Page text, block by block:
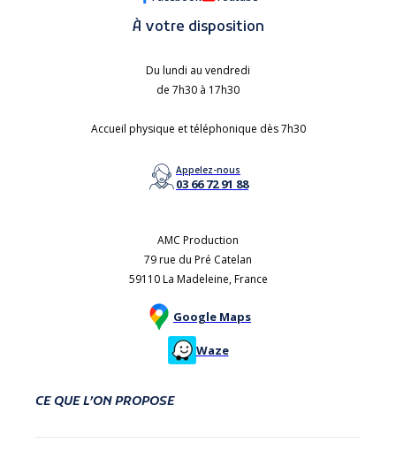
À votre disposition
Du lundi au vendredi
de 7h30 à 17h30
Accueil physique et téléphonique dès 7h30
Appelez-nous
03 66 72 91 88
AMC Production
79 rue du Pré Catelan
59110 La Madeleine, France
Google Maps
Waze
CE QUE L’ON PROPOSE